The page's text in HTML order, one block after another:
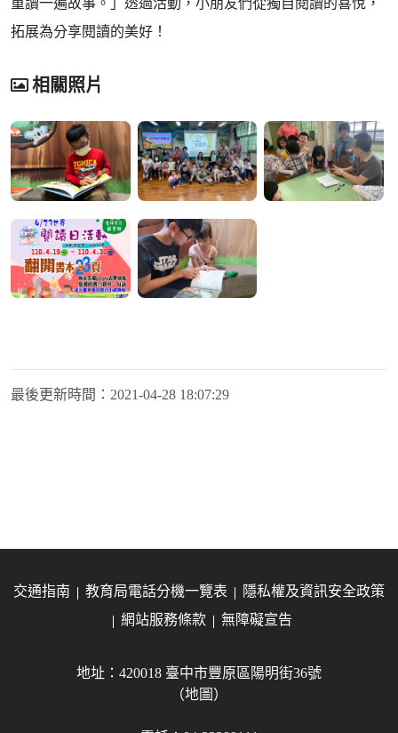
重讀一遍故事。」透過活動，小朋友們從獨自閱讀的喜悅，
拓展為分享閱讀的美好！
相關照片
最後更新時間： 2021-04-28 18:07:29
交通指南 教育局電話分機一覽表
隱私權及資訊安全政策
網站服務條款
無障礙宣告
地址：420018 臺中市豐原區陽明街36號
（地圖）